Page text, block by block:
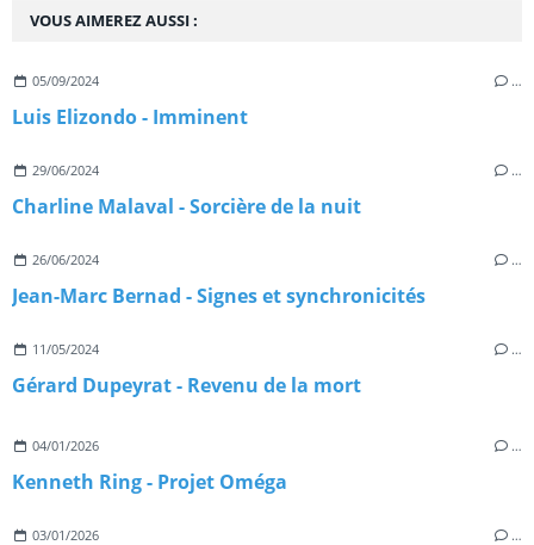
VOUS AIMEREZ AUSSI :
05/09/2024 …
Luis Elizondo - Imminent
29/06/2024 …
Charline Malaval - Sorcière de la nuit
26/06/2024 …
Jean-Marc Bernad - Signes et synchronicités
11/05/2024 …
Gérard Dupeyrat - Revenu de la mort
04/01/2026 …
Kenneth Ring - Projet Oméga
03/01/2026 …